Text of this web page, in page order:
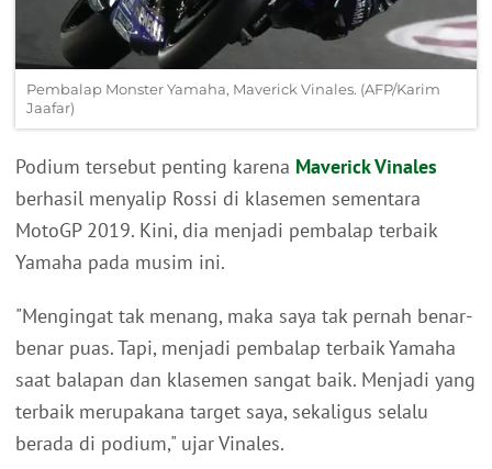
Pembalap Monster Yamaha, Maverick Vinales. (AFP/Karim
Jaafar)
Podium tersebut penting karena Maverick Vinales
berhasil menyalip Rossi di klasemen sementara
MotoGP 2019. Kini, dia menjadi pembalap terbaik
Yamaha pada musim ini.
"Mengingat tak menang, maka saya tak pernah benar-
benar puas. Tapi, menjadi pembalap terbaik Yamaha
saat balapan dan klasemen sangat baik. Menjadi yang
terbaik merupakana target saya, sekaligus selalu
berada di podium," ujar Vinales.